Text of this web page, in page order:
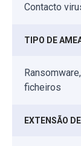
Contacto
TIPO DE
ficheiros
EXTENSÃO